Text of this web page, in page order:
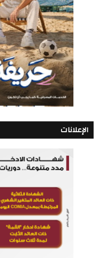
الإعلانات